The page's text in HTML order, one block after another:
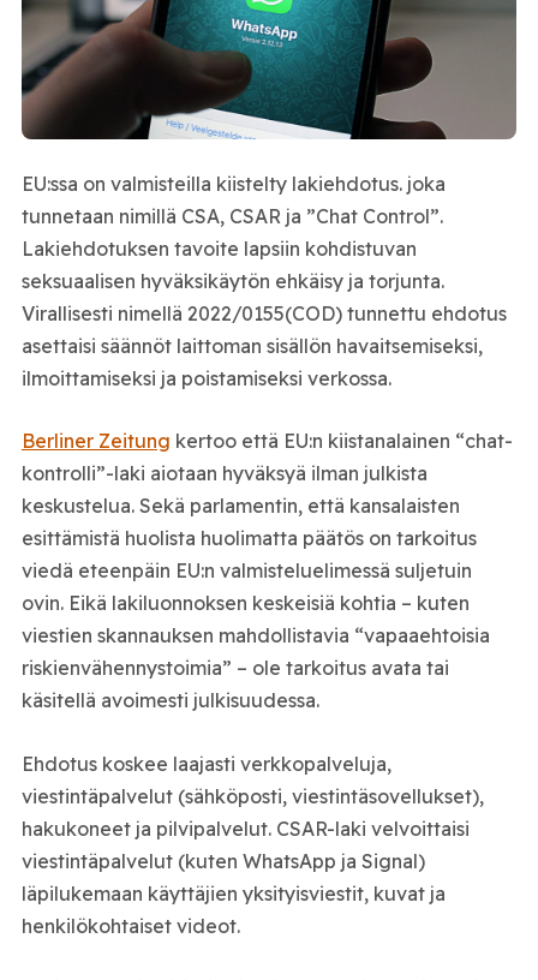
EU:ssa on valmisteilla kiistelty lakiehdotus. joka
tunnetaan nimillä CSA, CSAR ja ”Chat Control”.
Lakiehdotuksen tavoite lapsiin kohdistuvan
seksuaalisen hyväksikäytön ehkäisy ja torjunta.
Virallisesti nimellä 2022/0155(COD) tunnettu ehdotus
asettaisi säännöt laittoman sisällön havaitsemiseksi,
ilmoittamiseksi ja poistamiseksi verkossa.
Berliner Zeitung kertoo että EU:n kiistanalainen “chat-
kontrolli”-laki aiotaan hyväksyä ilman julkista
keskustelua. Sekä parlamentin, että kansalaisten
esittämistä huolista huolimatta päätös on tarkoitus
viedä eteenpäin EU:n valmisteluelimessä suljetuin
ovin. Eikä lakiluonnoksen keskeisiä kohtia – kuten
viestien skannauksen mahdollistavia “vapaaehtoisia
riskienvähennystoimia” – ole tarkoitus avata tai
käsitellä avoimesti julkisuudessa.
Ehdotus koskee laajasti verkkopalveluja,
viestintäpalvelut (sähköposti, viestintäsovellukset),
hakukoneet ja pilvipalvelut. CSAR-laki velvoittaisi
viestintäpalvelut (kuten WhatsApp ja Signal)
läpilukemaan käyttäjien yksityisviestit, kuvat ja
henkilökohtaiset videot.